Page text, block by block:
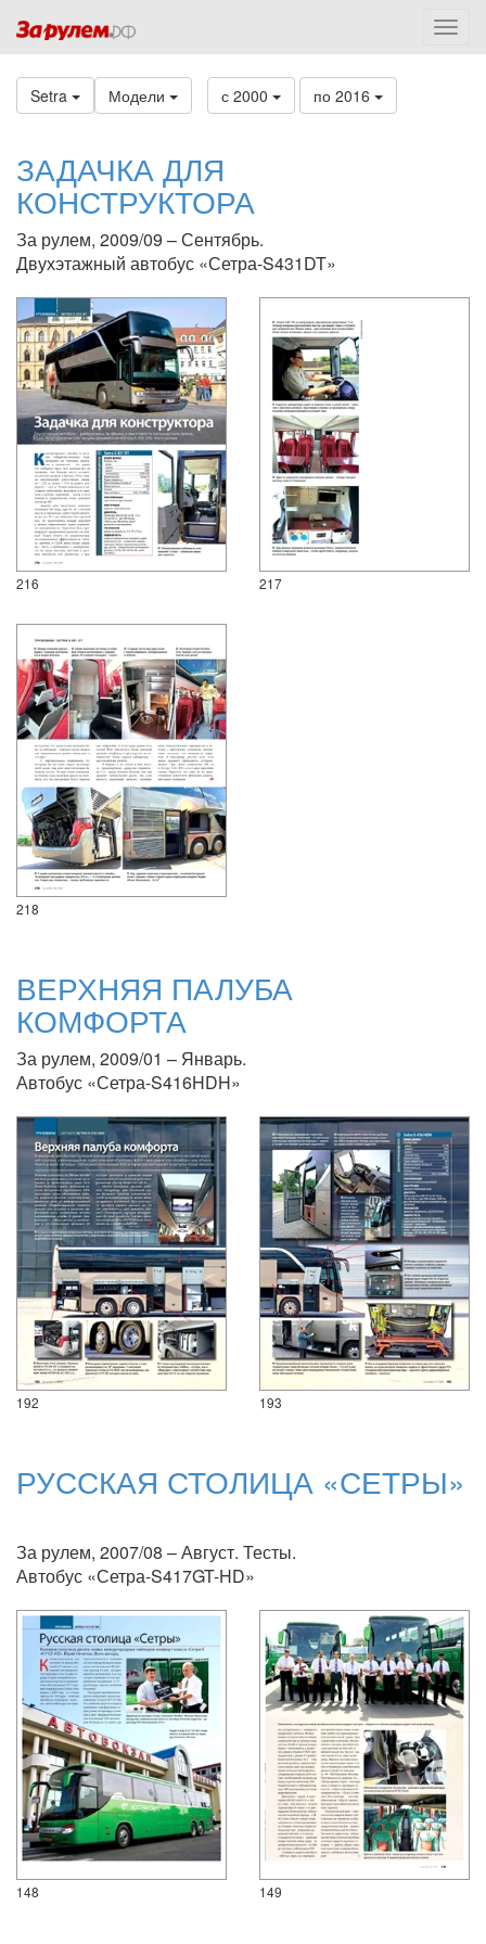
Setra Модели с 2000 по 2016
ЗАДАЧКА ДЛЯ
КОНСТРУКТОРА
За рулем, 2009/09 – Сентябрь.
Двухэтажный автобус «Сетра-S431DT»
216 217
218
ВЕРХНЯЯ ПАЛУБА
КОМФОРТА
За рулем, 2009/01 – Январь.
Автобус «Сетра-S416HDH»
192 193
РУССКАЯ СТОЛИЦА «СЕТРЫ»
За рулем, 2007/08 – Август. Тесты.
Автобус «Сетра-S417GT-HD»
148 149